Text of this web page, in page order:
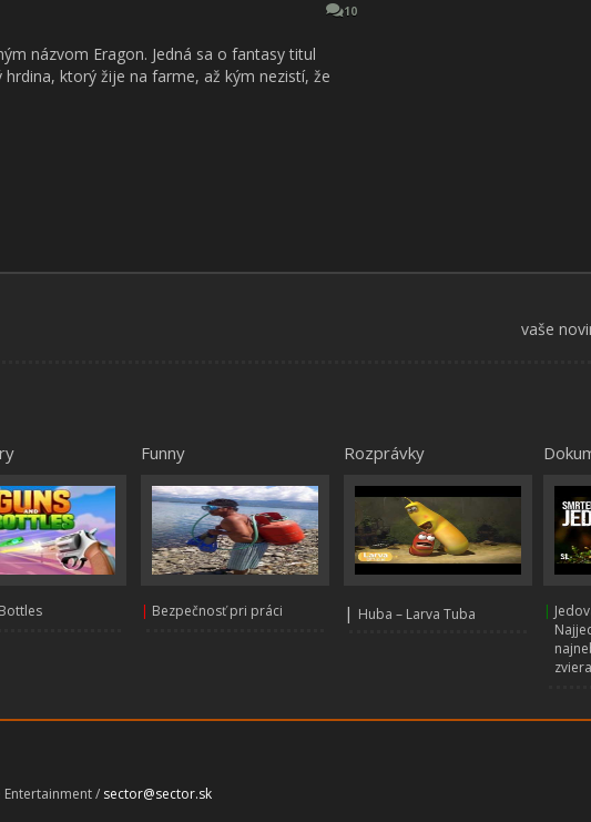
10
názvom Eragon. Jedná sa o fantasy titul
ktorý žije na farme, až kým nezistí, že
vaše
Funny
| Bezpečnosť pri práci
Rozprávky
| Huba – Larva Tuba |
Entertainment / sector@sector.sk